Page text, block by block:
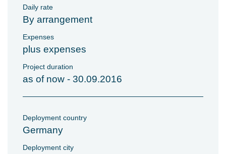
Daily rate
By arrangement
Expenses
plus expenses
Project duration
as of now - 30.09.2016
Deployment country
Germany
Deployment city